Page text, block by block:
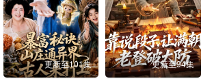
更新至101集 更新至94集